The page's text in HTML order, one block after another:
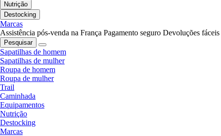
Nutrição
Destocking
Marcas
Assistência pós-venda na França Pagamento seguro Devoluções fáceis
Pesquisar
Sapatilhas de homem
Sapatilhas de mulher
Roupa de homem
Roupa de mulher
Trail
Caminhada
Equipamentos
Nutrição
Destocking
Marcas